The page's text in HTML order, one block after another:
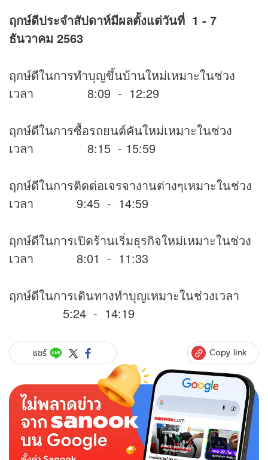
ฤกษ์ดีประจำสัปดาห์มีผลตั้งแต่วันที่ 1 - 7
ธันวาคม 2563
ฤกษ์ดีในการทำบุญขึ้นบ้านใหม่เหมาะในช่วง
เวลา 8:09 - 12:29
ฤกษ์ดีในการซื้อรถยนต์คันใหม่เหมาะในช่วง
เวลา 8:15 - 15:59
ฤกษ์ดีในการติดต่อเจรจางานต่างๆเหมาะในช่วง
เวลา 9:45 - 14:59
ฤกษ์ดีในการเปิดร้านเริ่มธุรกิจใหม่เหมาะในช่วง
เวลา 8:01 - 11:33
ฤกษ์ดีในการเดินทางทำบุญเหมาะในช่วงเวลา
5:24 - 14:19
แชร์ Copy link